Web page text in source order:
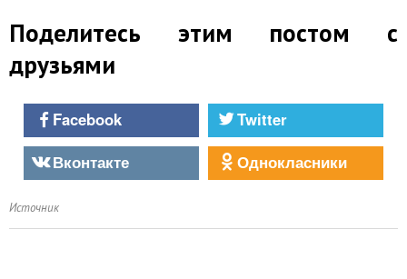
Поделитесь этим постом с
друзьями
Facebook
Twitter
Вконтакте
Однокласники
Источник